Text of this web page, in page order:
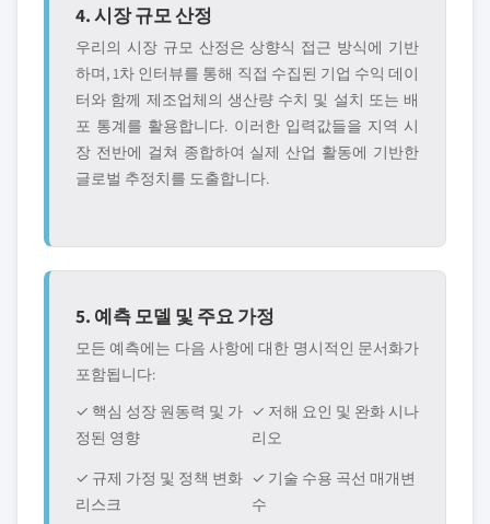
4. 시장 규모 산정
우리의 시장 규모 산정은 상향식 접근 방식에 기반
하며, 1차 인터뷰를 통해 직접 수집된 기업 수익 데이
터와 함께 제조업체의 생산량 수치 및 설치 또는 배
포 통계를 활용합니다. 이러한 입력값들을 지역 시
장 전반에 걸쳐 종합하여 실제 산업 활동에 기반한
글로벌 추정치를 도출합니다.
5. 예측 모델 및 주요 가정
모든 예측에는 다음 사항에 대한 명시적인 문서화가
포함됩니다:
✓ 핵심 성장 원동력 및 가
정된 영향
✓ 저해 요인 및 완화 시나
리오
✓ 규제 가정 및 정책 변화
리스크
✓ 기술 수용 곡선 매개변
수